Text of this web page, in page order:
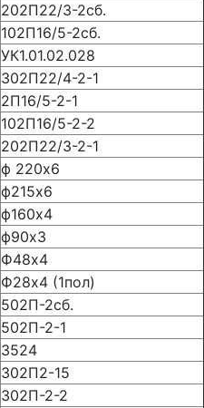
202П22/3-2сб.
102П16/5-2сб.
УК1.01.02.028
302П22/4-2-1
2П16/5-2-1
102П16/5-2-2
202П22/3-2-1
ф 220х6
ф215х6
ф160х4
ф90х3
Ф48х4
Ф28х4 (1пол)
502П-2сб.
502П-2-1
3524
302П2-15
302П-2-2